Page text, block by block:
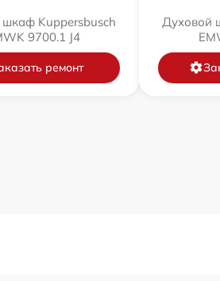
Kuppersbusch
9700.1 J4
ремонт
Духовой